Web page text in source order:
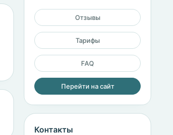
Отзывы
Тарифы
FAQ
Перейти на сайт
Контакты